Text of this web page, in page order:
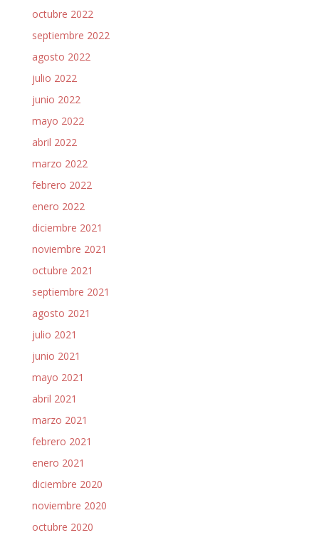
octubre 2022
septiembre 2022
agosto 2022
julio 2022
junio 2022
mayo 2022
abril 2022
marzo 2022
febrero 2022
enero 2022
diciembre 2021
noviembre 2021
octubre 2021
septiembre 2021
agosto 2021
julio 2021
junio 2021
mayo 2021
abril 2021
marzo 2021
febrero 2021
enero 2021
diciembre 2020
noviembre 2020
octubre 2020